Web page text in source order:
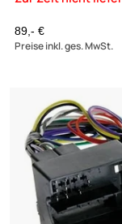
89,- €
Preise inkl. ges. MwSt.